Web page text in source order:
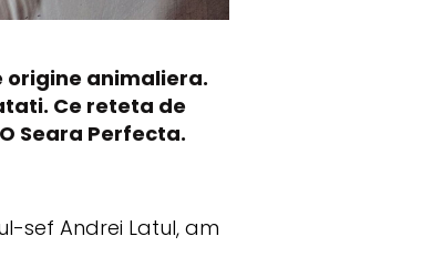
origine animaliera.
Ce reteta de
Seara Perfecta.
sef Andrei Latul, am